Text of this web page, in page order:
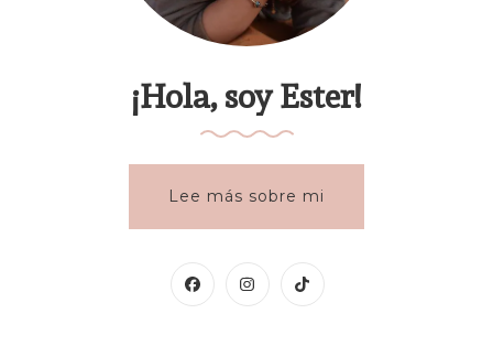
¡Hola, soy Ester!
Lee más sobre mi